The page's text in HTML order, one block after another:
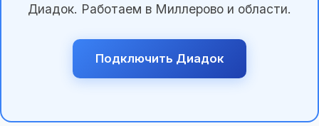
Диадок. Работаем в Миллерово и области.
Подключить Диадок